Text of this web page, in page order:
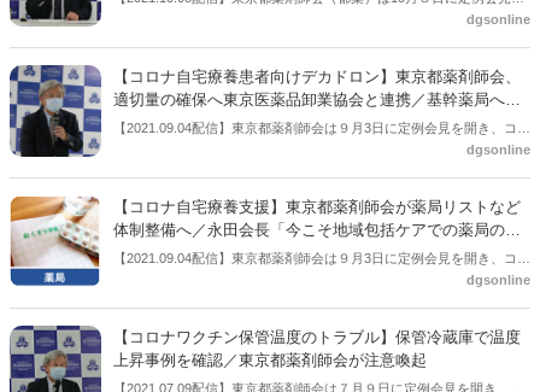
開き、会員薬局に対して認定薬局制度である地域連携薬局に関する意
たが、「届け出したいが満たしていない項目がある」が71％だった。
一方、申請に向けて難しい項目になっている最多は「月30回」の医療
機関などへの報告。また、地域ケア会議への参加についても64.4％が
参加できていなかった。地域ケア会議については参加が絞られている
などの難しさもあるとの声もあるという。今後、都薬では「厳しいか
ら取れないではなく、できているなら取れるようにしていきたい」と
して、会員薬局支援や行政との調整をしていきたいとした。
dgsonline
【コロナ自宅療養患者向けデカドロン】東京都薬剤師会、
適切量の確保へ東京医薬品卸業協会と連携／基幹薬局へ出
荷→地域の薬局へ分割販売
【2021.09.04配信】東京都薬剤師会は９月3日に定例会見を開き、コロ
ナ自宅療養患者へのデカドロン（成分名デキサメタゾン）などのステ
適切量を確保していく方針を示した。都内に33ある医薬品・情報管理
センターのうち、16で分割販売を行っており、こうした基幹施設を中
心に適切量を確保。地域の薬局からの入手要請に対して分割販売する
ことで、応えられる体制をとりたいとの考えを示した。
dgsonline
【コロナ自宅療養支援】東京都薬剤師会が薬局リストなど
体制整備へ／永田会長「今こそ地域包括ケアでの薬局の役
割を示す時」
【2021.09.04配信】東京都薬剤師会は９月3日に定例会見を開き、コロ
ナ自宅療養者への支援のために、対応可能薬局リストをつくるなど、
造氏は、「地域包括ケアの中の薬局の役割を今こそ示すべきだ」と話
した。より具体的な対応に関しては、会見翌日の９月4日に地区会長
会議を開き、詰める方針。
dgsonline
【コロナワクチン保管温度のトラブル】保管冷蔵庫で温度
上昇事例を確認／東京都薬剤師会が注意喚起
【2021.07.09配信】東京都薬剤師会は７月９日に定例会見を開き、コ